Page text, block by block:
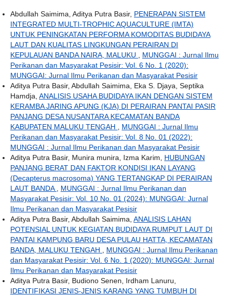
Abdullah Saimima, Aditya Putra Basir, PENERAPAN SISTEM
INTEGRATED MULTI-TROPHIC AQUACULTURE (IMTA)
UNTUK PENINGKATAN PERFORMA KOMODITAS BUDIDAYA
LAUT DAN KUALITAS LINGKUNGAN PERAIRAN DI
KEPULAUAN BANDA NAIRA, MALUKU
MUNGGAI : Jurnal Ilmu
Perikanan dan Masyarakat Pesisir: Vol. 6 No. 1 (2020):
MUNGGAI: Jurnal Ilmu Perikanan dan Masyarakat Pesisir
Aditya Putra Basir, Abdullah Saimima, Eka S. Djaya, Septika
Hamdja, ANALISIS USAHA BUDIDAYA IKAN DENGAN SISTEM
KERAMBA JARING APUNG (KJA) DI PERAIRAN PANTAI PASIR
PANJANG DESA NUSANTARA KECAMATAN BANDA
KABUPATEN MALUKU TENGAH
MUNGGAI : Jurnal Ilmu
Perikanan dan Masyarakat Pesisir: Vol. 8 No. 01 (2022):
MUNGGAI : Jurnal Ilmu Perikanan dan Masyarakat Pesisir
Aditya Putra Basir, Munira munira, Izma Karim, HUBUNGAN
PANJANG BERAT DAN FAKTOR KONDISI IKAN LAYANG
(Decapterus macrosoma) YANG TERTANGKAP DI PERAIRAN
LAUT BANDA
MUNGGAI : Jurnal Ilmu Perikanan dan
Masyarakat Pesisir: Vol. 10 No. 01 (2024): MUNGGAI: Jurnal
Ilmu Perikanan dan Masyarakat Pesisir
Aditya Putra Basir, Abdullah Saimima, ANALISIS LAHAN
POTENSIAL UNTUK KEGIATAN BUDIDAYA RUMPUT LAUT DI
PANTAI KAMPUNG BARU DESA PULAU HATTA, KECAMATAN
BANDA, MALUKU TENGAH
MUNGGAI : Jurnal Ilmu Perikanan
dan Masyarakat Pesisir: Vol. 6 No. 1 (2020): MUNGGAI: Jurnal
Ilmu Perikanan dan Masyarakat Pesisir
Aditya Putra Basir, Budiono Senen, Irdham Lanuru,
IDENTIFIKASI JENIS-JENIS KARANG YANG TUMBUH DI